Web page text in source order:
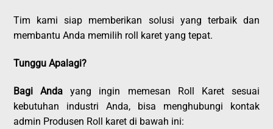
Tim kami siap memberikan solusi yang terbaik dan
membantu Anda memilih roll karet yang tepat.
Tunggu Apalagi?
Bagi Anda yang ingin memesan Roll Karet sesuai
kebutuhan industri Anda, bisa menghubungi kontak
admin Produsen Roll karet di bawah ini: